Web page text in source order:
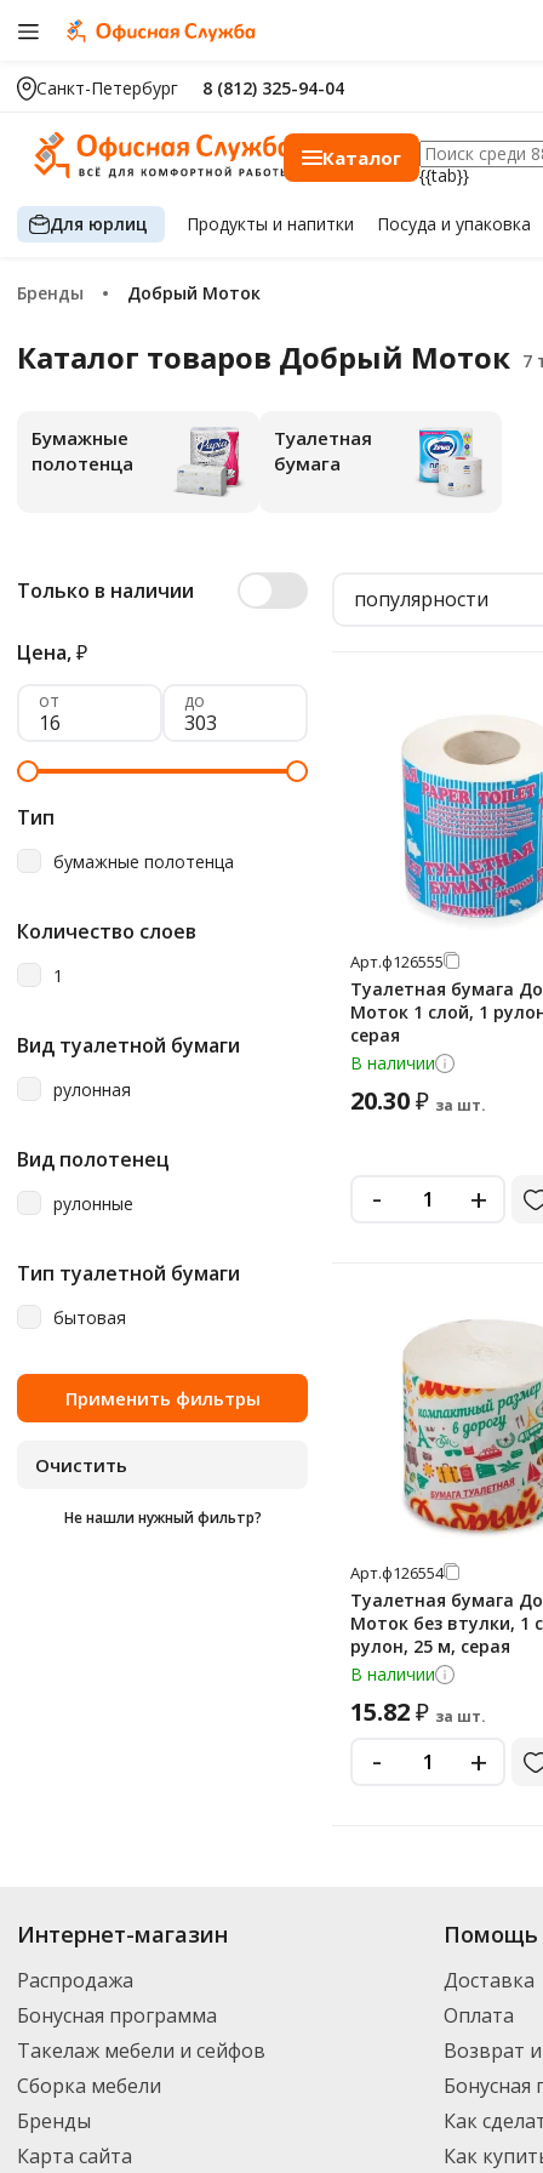
Санкт-Петербург 8 (812) 325-94-04
Каталог
{{tab}}
Для юрлиц Продуктыи напитки Посуда и упаковка
Бренды Добрый Моток
Каталог товаров Добрый Моток
Бумажные
полотенца
Туалетная
бумага
Только в наличии
Цена,₽
от до
Тип
бумажные полотенца
Количество слоев
1
Вид туалетной бумаги
рулонная
Вид полотенец
рулонные
Тип туалетной бумаги
бытовая
Не нашли нужный фильтр?
популярности
Арт.ф126555
Туалетная бумага
Моток 1 слой, 1
серая
В наличии
20.30₽ за шт.
- +
Арт.ф126554
Туалетная бумага
Моток без втулки, 1
рулон, 25 м, серая
В наличии
15.82₽ за шт.
- +
Купить
. В ассортименте
можете выбрать нужный товар и добавить его в корзину для
партнерской транспортной компанией DPD. Для постоянных
Интернет-магазин
Распродажа
Бонусная программа
Такелаж мебели и сейфов
Сборка мебели
Бренды
Карта сайта
Помощь
Доставка
Оплата
Возврат
Бонусная
Как
Как